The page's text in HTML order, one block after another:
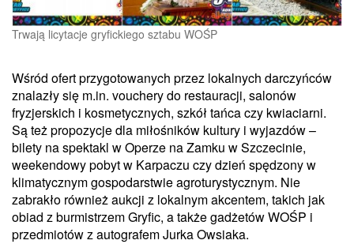
Trwają licytacje gryfickiego sztabu WOŚP
Wśród ofert przygotowanych przez lokalnych darczyńców
znalazły się m.in. vouchery do restauracji, salonów
fryzjerskich i kosmetycznych, szkół tańca czy kwiaciarni.
Są też propozycje dla miłośników kultury i wyjazdów –
bilety na spektakl w Operze na Zamku w Szczecinie,
weekendowy pobyt w Karpaczu czy dzień spędzony w
klimatycznym gospodarstwie agroturystycznym. Nie
zabrakło również aukcji z lokalnym akcentem, takich jak
obiad z burmistrzem Gryfic, a także gadżetów WOŚP i
przedmiotów z autografem Jurka Owsiaka.